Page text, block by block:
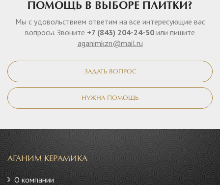
ПОМОЩЬ В ВЫБОРЕ ПЛИТКИ?
Мы с удовольствием ответим на все интересующие вас
вопросы. Звоните +7 (843) 204-24-50 или пишите
aganimkzn@mail.ru
ЗАДАТЬ ВОПРОС
НУЖНА ПОМОЩЬ
АГАНИМ КЕРАМИКА
О компании